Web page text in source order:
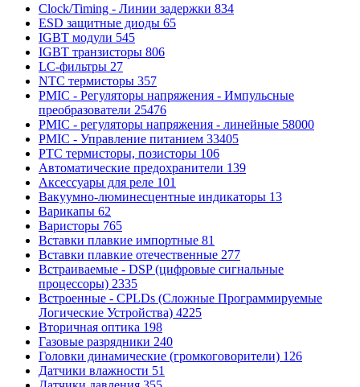
Clock/Timing - Линии задержки 834
ESD защитные диоды 65
IGBT модули 545
IGBT транзисторы 806
LC-фильтры 27
NTC термисторы 357
PMIC - Регуляторы напряжения - Импульсные
преобразователи 25476
PMIC - регуляторы напряжения - линейные 58000
PMIC - Управление питанием 33405
PTC термисторы, позисторы 106
Автоматические предохранители 139
Аксессуары для реле 101
Вакуумно-люминесцентные индикаторы 13
Варикапы 62
Варисторы 765
Вставки плавкие импортные 81
Вставки плавкие отечественные 277
Встраиваемые - DSP (цифровые сигнальные
процессоры) 2335
Встроенные - CPLDs (Сложные Программируемые
Логические Устройства) 4225
Вторичная оптика 198
Газовые разрядники 240
Головки динамические (громкоговорители) 126
Датчики влажности 51